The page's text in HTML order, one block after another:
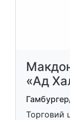
«Ад
Торговий